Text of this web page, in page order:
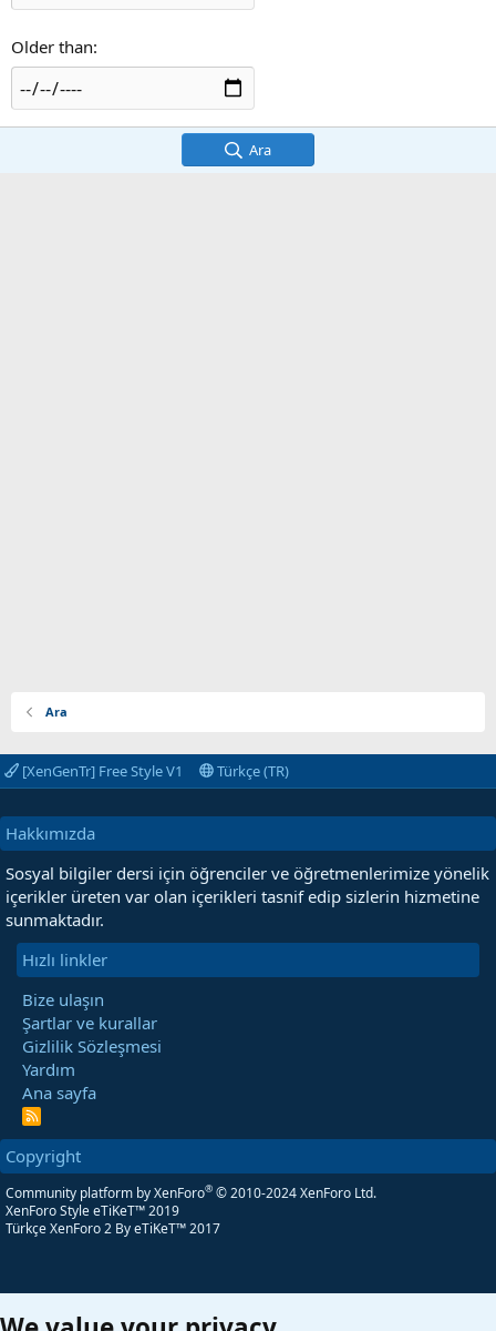
Older than
Ara
Ara
[XenGenTr] Free Style V1 Türkçe (TR)
Hakkımızda
Sosyal bilgiler dersi için öğrenciler ve öğretmenlerimize yönelik
içerikler üreten var olan içerikleri tasnif edip sizlerin hizmetine
sunmaktadır.
Hızlı linkler
Bize ulaşın
Şartlar ve kurallar
Gizlilik Sözleşmesi
Yardım
Ana sayfa
R
S
Copyright
Community platform by XenForo® © 2010-2024 XenForo Ltd.
XenForo Style eTiKeT™ 2019
Türkçe XenForo 2 By eTiKeT™ 2017